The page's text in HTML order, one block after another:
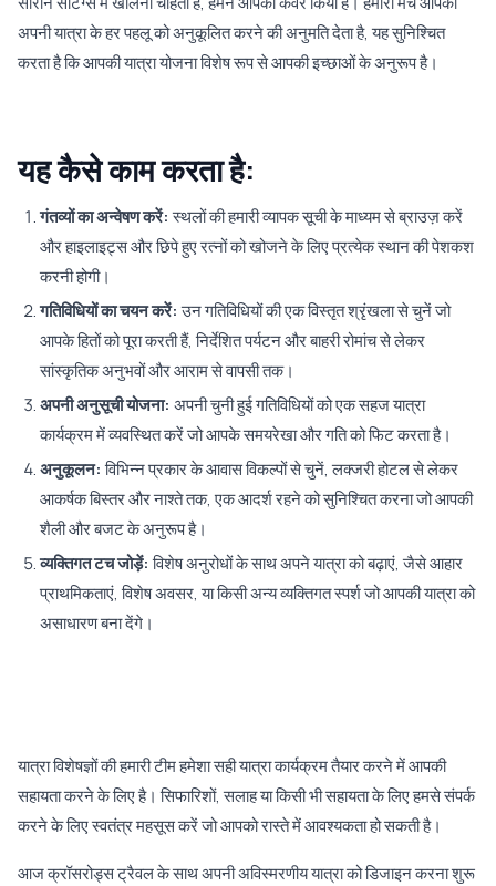
अपनी यात्रा के हर पहलू को अनुकूलित करने की अनुमति देता है, यह सुनिश्चित
करता है कि आपकी यात्रा योजना विशेष रूप से आपकी इच्छाओं के अनुरूप है।
यह कैसे काम करता है:
गंतव्यों का अन्वेषण करें:स्थलों की हमारी व्यापक सूची के माध्यम से ब्राउज़ करें
और हाइलाइट्स और छिपे हुए रत्नों को खोजने के लिए प्रत्येक स्थान की पेशकश
करनी होगी।
गतिविधियों का चयन करें:उन गतिविधियों की एक विस्तृत श्रृंखला से चुनें जो
आपके हितों को पूरा करती हैं, निर्देशित पर्यटन और बाहरी रोमांच से लेकर
सांस्कृतिक अनुभवों और आराम से वापसी तक।
अपनी अनुसूची योजना: अपनी चुनी हुई गतिविधियों को एक सहज यात्रा
कार्यक्रम में व्यवस्थित करें जो आपके समयरेखा और गति को फिट करता है।
अनुकूलन:विभिन्न प्रकार के आवास विकल्पों से चुनें, लक्जरी होटल से लेकर
आकर्षक बिस्तर और नाश्ते तक, एक आदर्श रहने को सुनिश्चित करना जो आपकी
शैली और बजट के अनुरूप है।
व्यक्तिगत टच जोड़ें:विशेष अनुरोधों के साथ अपने यात्रा को बढ़ाएं, जैसे आहार
प्राथमिकताएं, विशेष अवसर, या किसी अन्य व्यक्तिगत स्पर्श जो आपकी यात्रा को
असाधारण बना देंगे।
यात्रा विशेषज्ञों की हमारी टीम हमेशा सही यात्रा कार्यक्रम तैयार करने में आपकी
सहायता करने के लिए है। सिफारिशों, सलाह या किसी भी सहायता के लिए हमसे संपर्क
करने के लिए स्वतंत्र महसूस करें जो आपको रास्ते में आवश्यकता हो सकती है।
आज क्रॉसरोड्स ट्रैवल के साथ अपनी अविस्मरणीय यात्रा को डिजाइन करना शुरू